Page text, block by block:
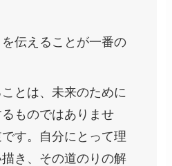
伝えることが一番の
とは、未来のために
ものではありませ
す。自分にとって理
き、その道のりの解